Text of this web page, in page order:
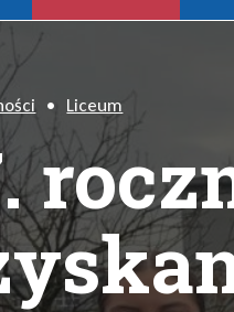
• Liceum